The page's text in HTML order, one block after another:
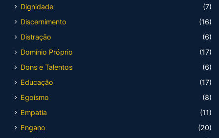
Dignidade
(7)
Discernimento
(16)
Distração
(6)
Domínio Próprio
(17)
Dons e Talentos
(6)
Educação
(17)
Egoísmo
(8)
Empatia
(11)
Engano
(20)